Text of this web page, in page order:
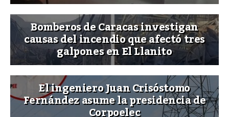
Bomberos de Caracas investigan
causas del incendio que afectó tres
galpones en El Llanito
El ingeniero Juan Crisóstomo
Fernández asume la presidencia de